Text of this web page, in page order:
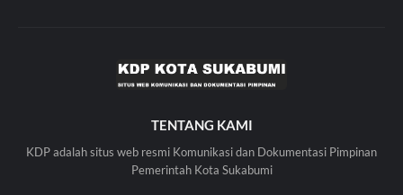
TENTANG KAMI
KDP adalah situs web resmi Komunikasi dan Dokumentasi Pimpinan
Pemerintah Kota Sukabumi